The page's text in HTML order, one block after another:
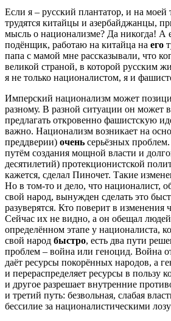
Если я – русский плантатор, и на моей
трудятся китайцы и азербайджанцы,
мысль о национализме? Да никогда! А
подёнщик, работаю на китайца на его
папа с мамой мне рассказывали, что
великой страной, в которой русским
я не только националистом, я и
Имперский национализм может
разному. В разной ситуации он может
предлагать откровенно фашистскую
важно. Национализм возникает на
преддверии) очень серьёзных
путём создания мощной власти и
десятилетий) протекционистской
кажется, сделал Пиночет. Такие
Но в том-то и дело, что националист,
свой народ, вынужден сделать это
разуверятся. Кто поверит в изменения
Сейчас их не видно, а он обещал
определённом этапе у националиста,
свой народ быстро, есть два пути
проблем – война или геноцид. Война
даёт ресурсы покорённых народов, а
и перераспределяет ресурсы в пользу
и другое разрешает внутренние
и третий путь: безвольная, слабая
бессилие за националистическими